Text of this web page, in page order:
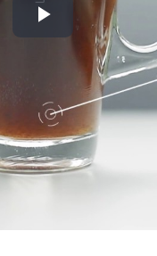
Play
Video